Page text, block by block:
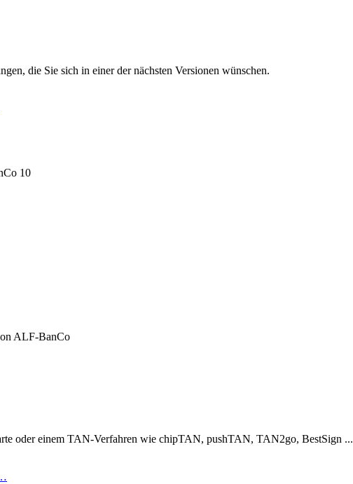
die Sie sich in einer der nächsten Versionen wünschen.
10
ALF-BanCo
oder einem TAN-Verfahren wie chipTAN, pushTAN, TAN2go, BestSign ...